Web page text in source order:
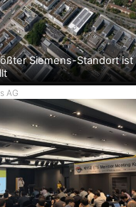
Siemens-Standort ist
AG